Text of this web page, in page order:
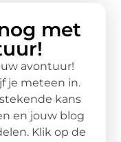
met
avontuur!
je meteen in.
kans
en jouw blog
Klik op de